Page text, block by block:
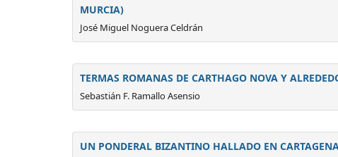
MURCIA)
José Miguel Noguera Celdrán
TERMAS ROMANAS DE CARTHAGO NOVA Y
Sebastián F. Ramallo Asensio
UN PONDERAL BIZANTINO HALLADO EN